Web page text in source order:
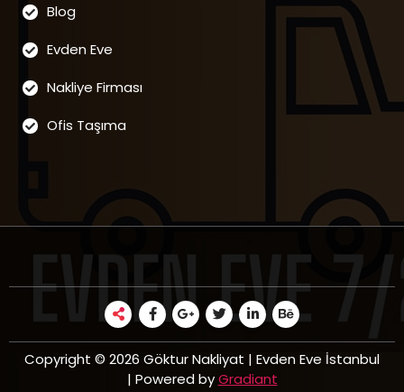
Blog
Evden Eve
Nakliye Firması
Ofis Taşıma
Copyright © 2026 Göktur Nakliyat | Evden Eve İstanbul
| Powered byGradiant